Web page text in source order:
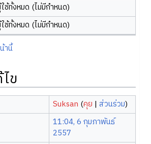
ทั้งหมด (ไม่มีกำหนด)
ทั้งหมด (ไม่มีกำหนด)
านี้
ข
Suksan (คุย |ส่วนร่วม)
11:04, 6 กุมภาพันธ์
2557